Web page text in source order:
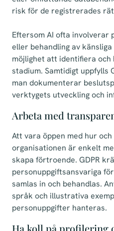
risk för de registrerades
Eftersom AI ofta involverar
eller behandling av
möjlighet att identifiera
stadium. Samtidigt uppfylls
man dokumenterar
verktygets utveckling och
Arbeta med
Att vara öppen med hur
organisationen är enkelt
skapa förtroende. GDPR
personuppgiftsansvariga
samlas in och behandlas.
språk och illustrativa
personuppgifter hanteras.
Ha koll på profilering